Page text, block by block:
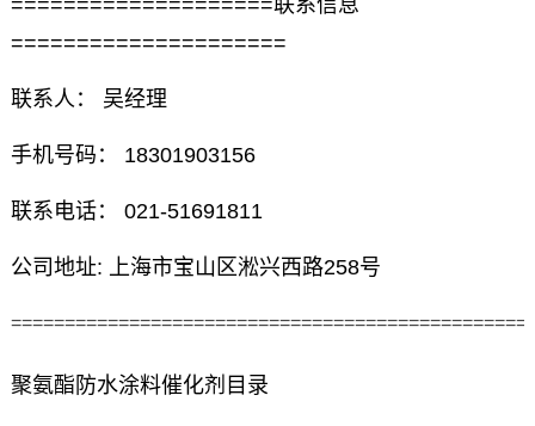
====================联系信息
=====================
联系人： 吴经理
手机号码： 18301903156
联系电话： 021-51691811
公司地址: 上海市宝山区淞兴西路258号
聚氨酯防水涂料催化剂目录